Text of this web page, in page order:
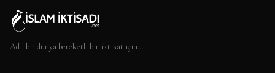
Adil bir dünya bereketli bir iktisat için…